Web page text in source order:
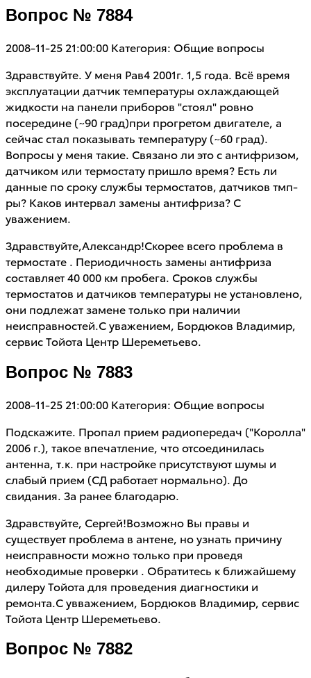
Вопрос № 7884
2008-11-25 21:00:00 Категория: Общие вопросы
Здравствуйте. У меня Рав4 2001г. 1,5 года. Всё время
эксплуатации датчик температуры охлаждающей
жидкости на панели приборов "стоял" ровно
посередине (~90 град)при прогретом двигателе, а
сейчас стал показывать температуру (~60 град).
Вопросы у меня такие. Связано ли это с антифризом,
датчиком или термостату пришло время? Есть ли
данные по сроку службы термостатов, датчиков тмп-
ры? Каков интервал замены антифриза? С
уважением.
Здравствуйте,Александр!Скорее всего проблема в
термостате . Периодичность замены антифриза
составляет 40 000 км пробега. Сроков службы
термостатов и датчиков температуры не установлено,
они подлежат замене только при наличии
неисправностей.С уважением, Бордюков Владимир,
сервис Тойота Центр Шереметьево.
Вопрос № 7883
2008-11-25 21:00:00 Категория: Общие вопросы
Подскажите. Пропал прием радиопередач ("Королла"
2006 г.), такое впечатление, что отсоединилась
антенна, т.к. при настройке присутствуют шумы и
слабый прием (СД работает нормально). До
свидания. За ранее благодарю.
Здравствуйте, Сергей!Возможно Вы правы и
существует проблема в антене, но узнать причину
неисправности можно только при проведя
необходимые проверки . Обратитесь к ближайшему
дилеру Тойота для проведения диагностики и
ремонта.С увважением, Бордюков Владимир, сервис
Тойота Центр Шереметьево.
Вопрос № 7882